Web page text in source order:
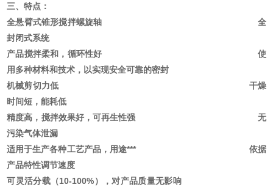
三、特点：
全悬臂式锥形搅拌螺旋轴 全
封闭式系统
产品搅拌柔和，循环性好 使
用多种材料和技术，以实现安全可靠的密封
机械剪切力低 干燥
时间短，能耗低
精度高，搅拌效果好，可再生性强 无
污染气体泄漏
适用于生产各种工艺产品，用途*** 依据
产品特性调节速度
可灵活分载（10-100%），对产品质量无影响